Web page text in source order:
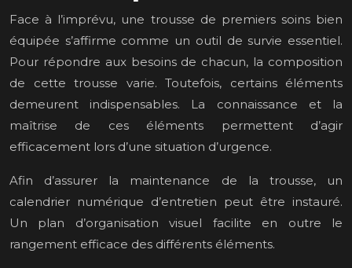
Face à l’imprévu, une trousse de premiers soins bien
équipée s’affirme comme un outil de survie essentiel.
Pour répondre aux besoins de chacun, la composition
de cette trousse varie. Toutefois, certains éléments
demeurent indispensables. La connaissance et la
maîtrise de ces éléments permettent d’agir
efficacement lors d’une situation d’urgence.
Afin d’assurer la maintenance de la trousse, un
calendrier numérique d’entretien peut être instauré.
Un plan d’organisation visuel facilite en outre le
rangement efficace des différents éléments.